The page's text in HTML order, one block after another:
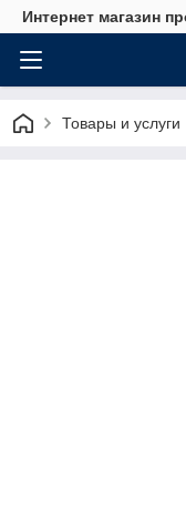
Интернет магазин
Товары и услуги